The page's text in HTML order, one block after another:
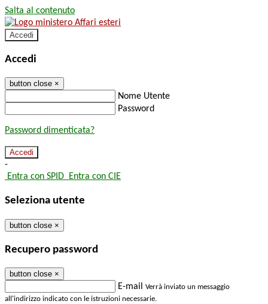
Salta al contenuto
Accedi
Accedi
button close ×
Nome Utente
Password
Password dimenticata?
-
Entra con SPID Entra con CIE
Seleziona utente
button close ×
Recupero password
button close ×
E-mail Verrà inviato un messaggio
all'indirizzo indicato con le istruzioni necessarie.